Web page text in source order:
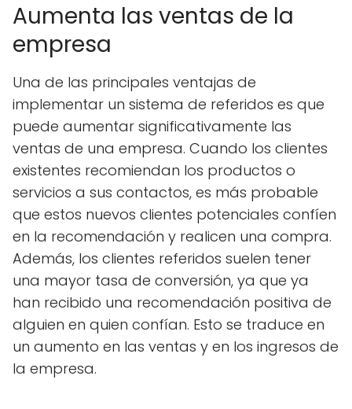
Aumenta las ventas de la
empresa
Una de las principales ventajas de
implementar un sistema de referidos es que
puede aumentar significativamente las
ventas de una empresa. Cuando los clientes
existentes recomiendan los productos o
servicios a sus contactos, es más probable
que estos nuevos clientes potenciales confíen
en la recomendación y realicen una compra.
Además, los clientes referidos suelen tener
una mayor tasa de conversión, ya que ya
han recibido una recomendación positiva de
alguien en quien confían. Esto se traduce en
un aumento en las ventas y en los ingresos de
la empresa.